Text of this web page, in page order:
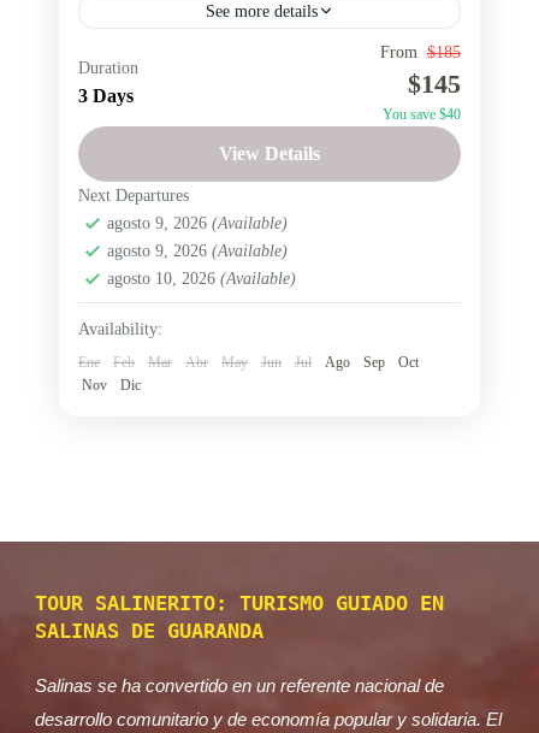
See more details
Festival del Chocolate
Festival del Chocolate Salinas Salinas de Guaranda
turismo comunitario ecuador
Tour Salinas de Guaranda 3 días 2 noches
inolvidables Descubre Salinas viviendo
experiencias auténticas del turismo comunitario
Salinas de Guaranda
1 Person
Duration
3 Days
From $185
$145
You save $40
View Details
Next Departures
agosto 9, 2026 (Available)
agosto 9, 2026 (Available)
agosto 10, 2026 (Available)
Availability:
Ene Feb Mar Abr May Jun Jul Ago Sep
Oct
Nov
Dic
TOUR SALINERITO: TURISMO GUIADO EN
SALINAS DE GUARANDA
Salinas se ha convertido en un referente nacional de
desarrollo comunitario y de economía popular y solidaria. El